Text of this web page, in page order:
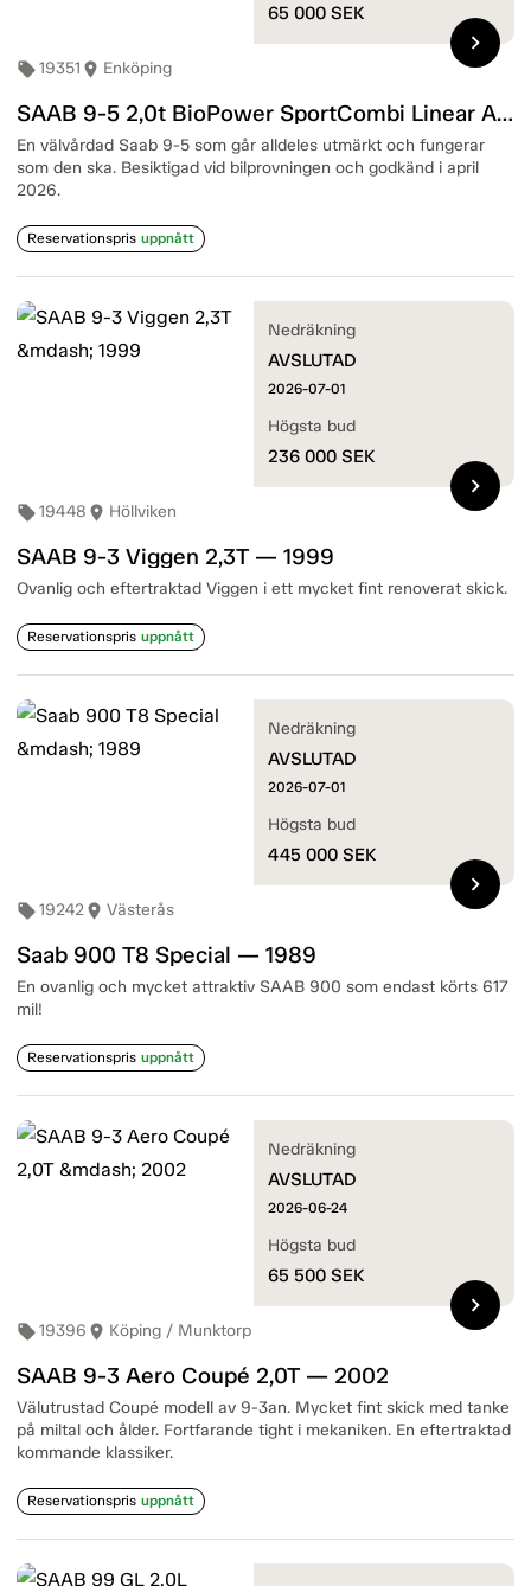
local_offer19351 room Enköping
SAAB 9-5 2,0t BioPower SportCombi Linear Active — 2008
En välvårdad Saab 9-5 som går alldeles utmärkt och fungerar
som den ska. Besiktigad vid bilprovningen och godkänd i april
2026.
Reservationspris uppnått
65 000 SEK
chevron_right
local_offer19448 room Höllviken
SAAB 9-3 Viggen 2,3T — 1999
Ovanlig och eftertraktad Viggen i ett mycket fint renoverat skick.
Reservationspris uppnått
Nedräkning
AVSLUTAD
2026-07-01
Högsta bud
236 000 SEK
chevron_right
local_offer19242room Västerås
Saab 900 T8 Special — 1989
En ovanlig och mycket attraktiv SAAB 900 som endast körts 617
mil!
Reservationspris uppnått
Nedräkning
AVSLUTAD
2026-07-01
Högsta bud
445 000 SEK
chevron_right
local_offer19396 room Köping / Munktorp
SAAB 9-3 Aero Coupé 2,0T — 2002
Välutrustad Coupé modell av 9-3an. Mycket fint skick med tanke
på miltal och ålder. Fortfarande tight i mekaniken. En eftertraktad
kommande klassiker.
Reservationspris uppnått
Nedräkning
AVSLUTAD
2026-06-24
Högsta bud
65 500 SEK
chevron_right